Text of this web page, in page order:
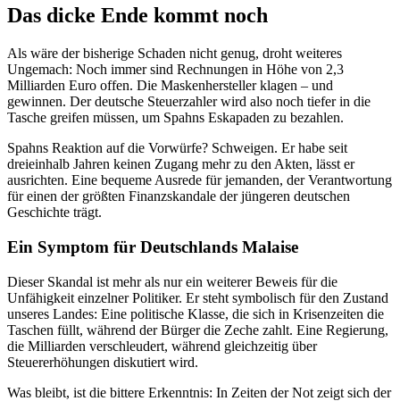
Das dicke Ende kommt noch
Als wäre der bisherige Schaden nicht genug, droht weiteres
Ungemach: Noch immer sind Rechnungen in Höhe von 2,3
Milliarden Euro offen. Die Maskenhersteller klagen – und
gewinnen. Der deutsche Steuerzahler wird also noch tiefer in die
Tasche greifen müssen, um Spahns Eskapaden zu bezahlen.
Spahns Reaktion auf die Vorwürfe? Schweigen. Er habe seit
dreieinhalb Jahren keinen Zugang mehr zu den Akten, lässt er
ausrichten. Eine bequeme Ausrede für jemanden, der Verantwortung
für einen der größten Finanzskandale der jüngeren deutschen
Geschichte trägt.
Ein Symptom für Deutschlands Malaise
Dieser Skandal ist mehr als nur ein weiterer Beweis für die
Unfähigkeit einzelner Politiker. Er steht symbolisch für den Zustand
unseres Landes: Eine politische Klasse, die sich in Krisenzeiten die
Taschen füllt, während der Bürger die Zeche zahlt. Eine Regierung,
die Milliarden verschleudert, während gleichzeitig über
Steuererhöhungen diskutiert wird.
Was bleibt, ist die bittere Erkenntnis: In Zeiten der Not zeigt sich der